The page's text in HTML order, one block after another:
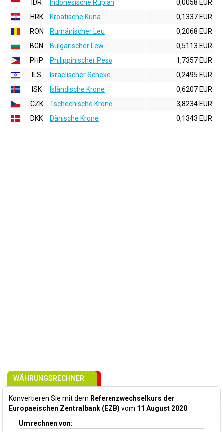
IDR
Indonesische Rupiah
0,0058 EUR
HRK
Kroatische Kuna
0,1337 EUR
RON
Rumänischer Leu
0,2068 EUR
BGN
Bulgarischer Lew
0,5113 EUR
PHP
Philippinischer Peso
1,7357 EUR
ILS
Israelischer Schekel
0,2495 EUR
ISK
Isländische Krone
0,6207 EUR
CZK
Tschechische Krone
3,8234 EUR
DKK
Dänische Krone 0,1343 EUR
WÄHRUNGSRECHNER
Konvertieren Sie mit dem Referenzwechselkurs der
Europaeischen Zentralbank (EZB) vom 11 August 2020:
Umrechnen von: